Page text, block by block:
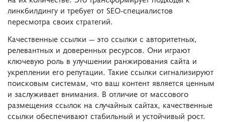
линкбилдингу и требует от SEO-специалистов
пересмотра своих стратегий.
Качественные ссылки — это ссылки с авторитетных,
релевантных и доверенных ресурсов. Они играют
ключевую роль в улучшении ранжирования сайта и
укреплении его репутации. Такие ссылки сигнализируют
поисковым системам, что ваш контент является ценным
и заслуживает внимания. В отличие от массового
размещения ссылок на случайных сайтах, качественные
ссылки обеспечивают стабильный и устойчивый рост.